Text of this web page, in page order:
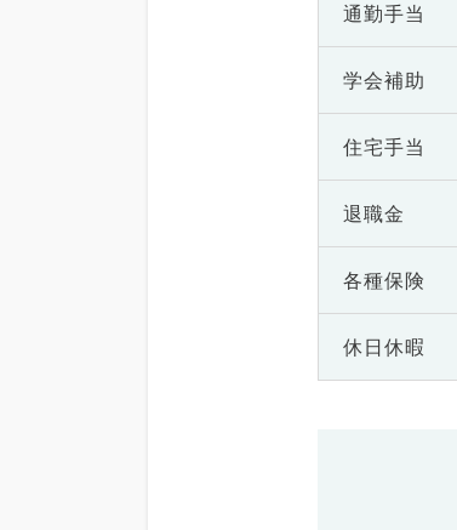
通勤手当
学会補助
住宅手当
退職金
各種保険
休日休暇